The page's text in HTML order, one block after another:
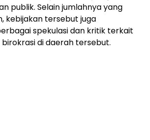
publik. Selain jumlahnya yang
kebijakan tersebut juga
spekulasi dan kritik terkait
di daerah tersebut.